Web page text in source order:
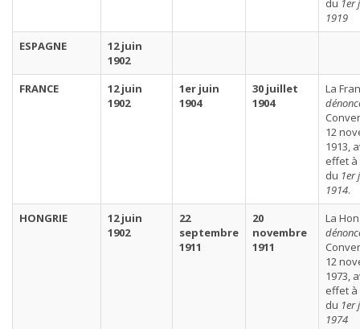
du 1er
1919
ESPAGNE
12 juin
1902
FRANCE
12 juin
1902
1er juin
1904
30 juillet
1904
La
12
1913,
effet
du 1er
1914.
HONGRIE
12 juin
1902
22
septembre
1911
20
novembre
1911
La
12
1973,
effet
du 1er
1974